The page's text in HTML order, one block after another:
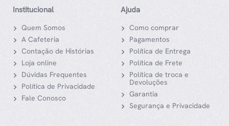
Institucional
Quem Somos
A Cafeteria
Contação de Histórias
Loja online
Dúvidas Frequentes
Política de Privacidade
Fale Conosco
Ajuda
Como comprar
Pagamentos
Política de Entrega
Política de Frete
Política de troca e
Devoluções
Garantia
Segurança e Privacidade